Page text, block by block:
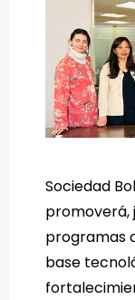
Sociedad
promoverá,
programas
base